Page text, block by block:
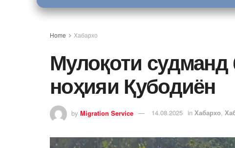
Home Хабархо
Мулоқоти
ноҳияи Қубодиён
by Migration Service 14.08.2025 in Хабархо,